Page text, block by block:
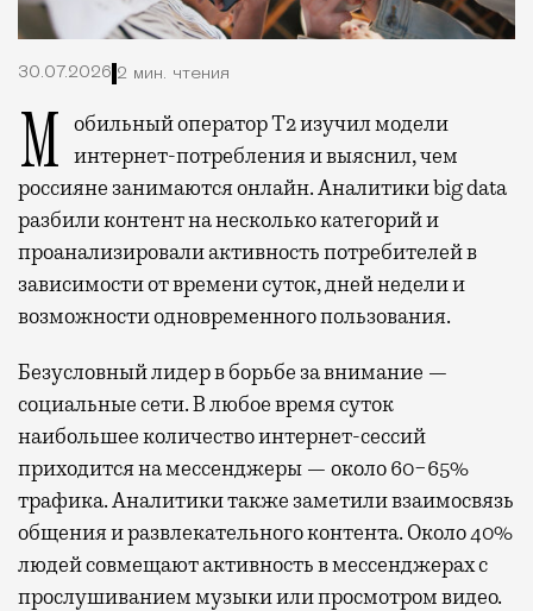
30.07.2026 2 мин. чтения
Мобильный оператор Т2 изучил модели интернет-потребления и выяснил, чем
россияне занимаются онлайн. Аналитики big data
разбили контент на несколько категорий и
проанализировали активность потребителей в
зависимости от времени суток, дней недели и
возможности одновременного пользования.
Безусловный лидер в борьбе за внимание —
социальные сети. В любое время суток
наибольшее количество интернет-сессий
приходится на мессенджеры — около 60−65%
трафика. Аналитики также заметили взаимосвязь
общения и развлекательного контента. Около 40%
людей совмещают активность в мессенджерах с
прослушиванием музыки или просмотром видео.